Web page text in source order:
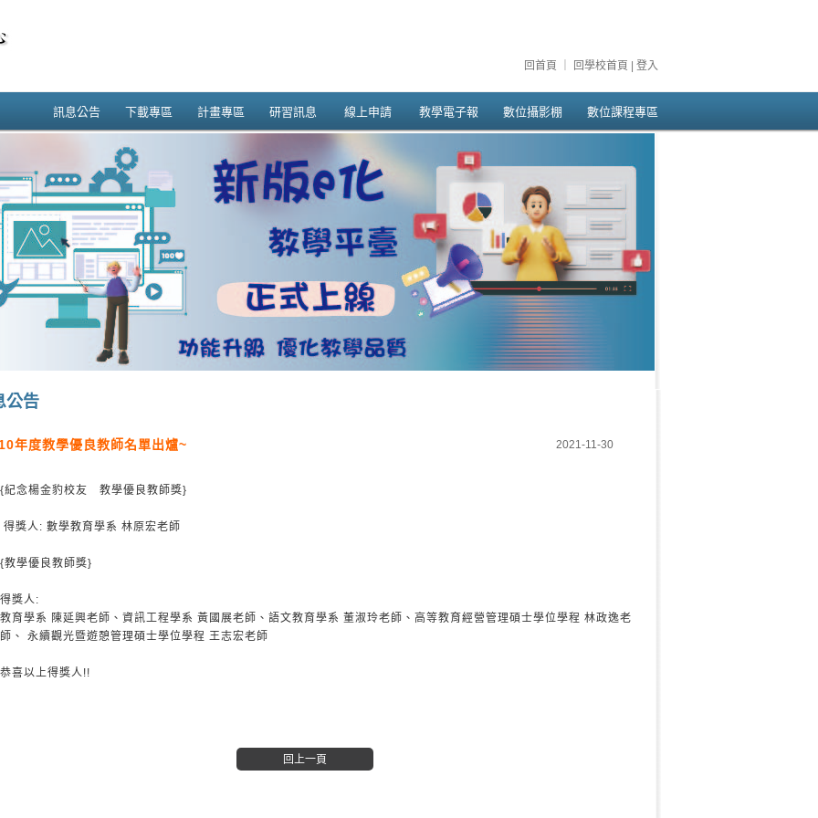
回首頁 回學校首頁 登入
訊息公告 下載專區 計畫專區 研習訊息 線上申請 教學電子報 數位攝影棚 數位課程專區
公告
年度教學優良教師名單出爐~ 2021-11-30
{紀念楊金豹校友 教學優良教師獎}
得獎人: 數學教育學系 林原宏老師
{教學優良教師獎}
得獎人:
教育學系 陳延興老師、資訊工程學系 黃國展老師、語文教育學系 董淑玲老師、高等教育經營管理碩士學位學程 林政逸老
師、 永續觀光暨遊憩管理碩士學位學程 王志宏老師
恭喜以上得獎人!!